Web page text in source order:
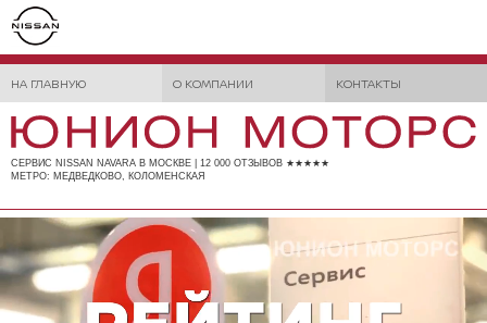
НА ГЛАВНУЮ О КОМПАНИИ КОНТАКТЫ
СЕРВИС NISSAN NAVARA В МОСКВЕ | 12 000 ОТЗЫВОВ ★★★★★
МЕТРО: МЕДВЕДКОВО, КОЛОМЕНСКАЯ